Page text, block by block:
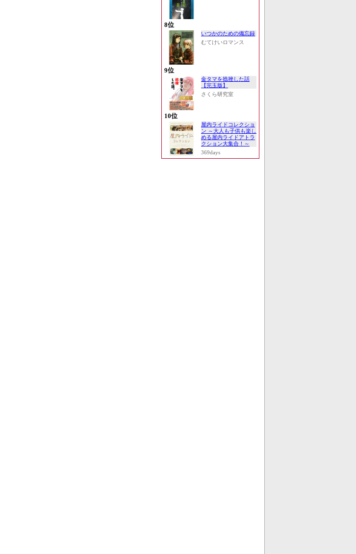
8位
いつかのための備忘録
むてけいロマンス
9位
金タマを捻挫した話
【完玉版】
さくら研究室
10位
屋内ライドコレクショ
ン ～大人も子供も楽し
める屋内ライドアトラ
クション大集合！～
369days